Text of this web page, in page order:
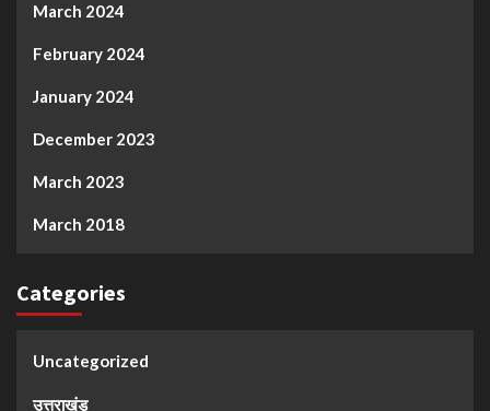
March 2024
February 2024
January 2024
December 2023
March 2023
March 2018
Categories
Uncategorized
उत्तराखंड